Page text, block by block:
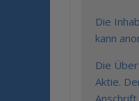
Die
kann
Die
Aktie.